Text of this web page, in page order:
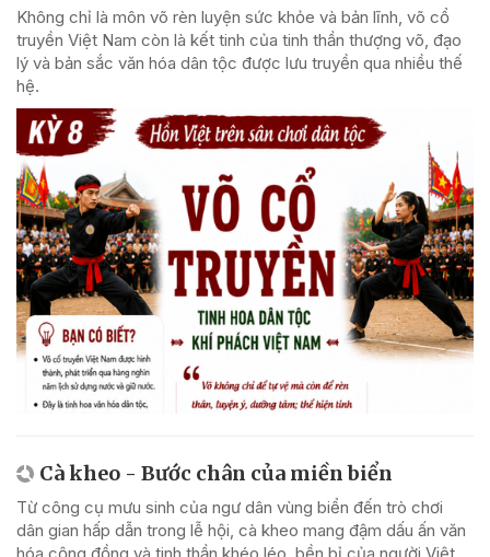
Không chỉ là môn võ rèn luyện sức khỏe và bản lĩnh, võ cổ
truyền Việt Nam còn là kết tinh của tinh thần thượng võ, đạo
lý và bản sắc văn hóa dân tộc được lưu truyền qua nhiều thế
hệ.
Cà kheo - Bước chân của miền biển
Từ công cụ mưu sinh của ngư dân vùng biển đến trò chơi
dân gian hấp dẫn trong lễ hội, cà kheo mang đậm dấu ấn văn
hóa cộng đồng và tinh thần khéo léo, bền bỉ của người Việt.